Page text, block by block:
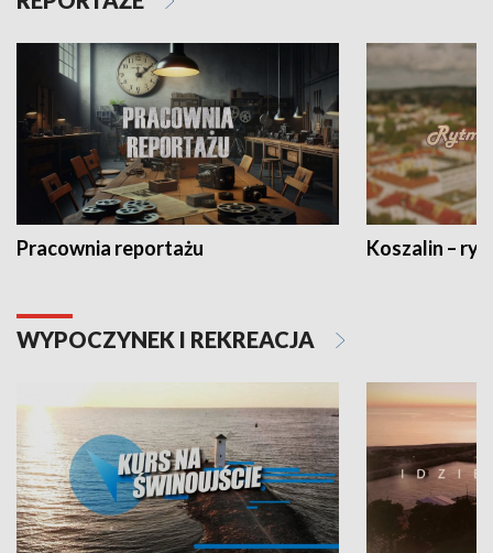
Pracownia reportażu Koszalin –
WYPOCZYNEK I REKREACJA